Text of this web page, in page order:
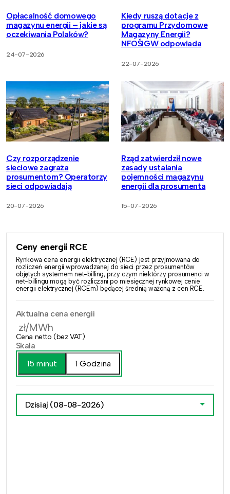
Opłacalność domowego
magazynu energii – jakie są
oczekiwania Polaków?
24-07-2026
Kiedy ruszą dotacje z
programu Przydomowe
Magazyny Energii?
NFOŚiGW odpowiada
22-07-2026
Czy rozporządzenie
sieciowe zagraża
prosumentom? Operatorzy
sieci odpowiadają
20-07-2026
Rząd zatwierdził nowe
zasady ustalania
pojemności magazynu
energii dla prosumenta
15-07-2026
Ceny energii RCE
Rynkowa cena energii elektrycznej (RCE) jest przyjmowana do
rozliczeń energii wprowadzanej do sieci przez prosumentów
objętych systemem net-billing, przy czym niektórzy prosumenci w
net-billingu mogą być rozliczani po miesięcznej rynkowej cenie
energii elektrycznej (RCEm) będącej średnią ważoną z cen RCE.
Aktualna cena energii
zł/MWh
Cena netto (bez VAT)
Skala
15 minut
1 Godzina
Dzisiaj (08-08-2026)